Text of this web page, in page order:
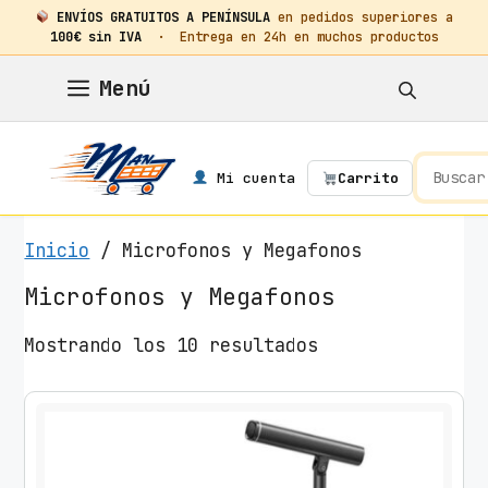
ENVÍOS GRATUITOS A PENÍNSULA en pedidos superiores a
100€ sin IVA· Entrega en 24h en muchos productos
contenido
Menú
Mi cuenta Carrito
Inicio / Microfonos y Megafonos
Microfonos y Megafonos
Mostrando los 10 resultados
d
n
a